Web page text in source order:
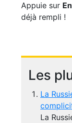
Appuie sur
déjà rempli !
Les
La
La